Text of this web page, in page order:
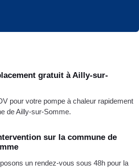
gratuit à Ailly-sur-
pour votre pompe à chaleur rapidement
de Ailly-sur-Somme.
sur la commune de
un rendez-vous sous 48h pour la